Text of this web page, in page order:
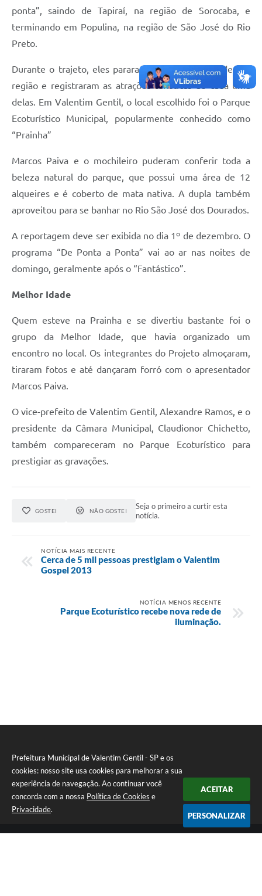
Prefeitura Municipal de Valentim Gentil - SP e os
cookies: nosso site usa cookies para melhorar a sua
experiência de navegação. Ao continuar você
concorda com a nossa Política de Cookies e
Privacidade.
ACEITAR
PERSONALIZAR
ponta”, saindo de Tapiraí, na região de Sorocaba, e
terminando em Populina, na região de São José do Rio
Preto.
Durante o trajeto, eles pararam em diversas cidades da
região e registraram as atrações turísticas de cada uma
delas. Em Valentim Gentil, o local escolhido foi o Parque
Ecoturístico Municipal, popularmente conhecido como
“Prainha”
Marcos Paiva e o mochileiro puderam conferir toda a
beleza natural do parque, que possui uma área de 12
alqueires e é coberto de mata nativa. A dupla também
aproveitou para se banhar no Rio São José dos Dourados.
A reportagem deve ser exibida no dia 1º de dezembro. O
programa “De Ponta a Ponta” vai ao ar nas noites de
domingo, geralmente após o “Fantástico”.
Melhor Idade
Quem esteve na Prainha e se divertiu bastante foi o
grupo da Melhor Idade, que havia organizado um
encontro no local. Os integrantes do Projeto almoçaram,
tiraram fotos e até dançaram forró com o apresentador
Marcos Paiva.
O vice-prefeito de Valentim Gentil, Alexandre Ramos, e o
presidente da Câmara Municipal, Claudionor Chichetto,
também compareceram no Parque Ecoturístico para
prestigiar as gravações.
GOSTEI NÃO GOSTEI
Seja o primeiro a curtir esta
notícia.
NOTÍCIA MAIS RECENTE
Cerca de 5 mil pessoas prestigiam o Valentim
Gospel 2013
NOTÍCIA MENOS RECENTE
Parque Ecoturístico recebe nova rede de
iluminação.